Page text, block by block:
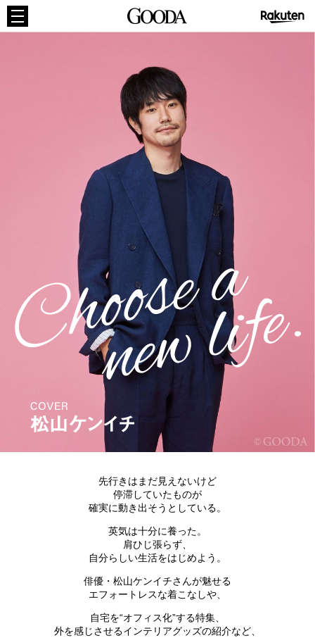
先行きはまだ見えないけど
停滞していたものが
確実に動き出そうとしている。
英気は十分に養った。
肩ひじ張らず、
自分らしい生活をはじめよう。
俳優・松山ケンイチさんが魅せる
エフォートレスな着こなしや、
自宅を“オフィス化”する特集、
外を感じさせるインテリアグッズの紹介など、